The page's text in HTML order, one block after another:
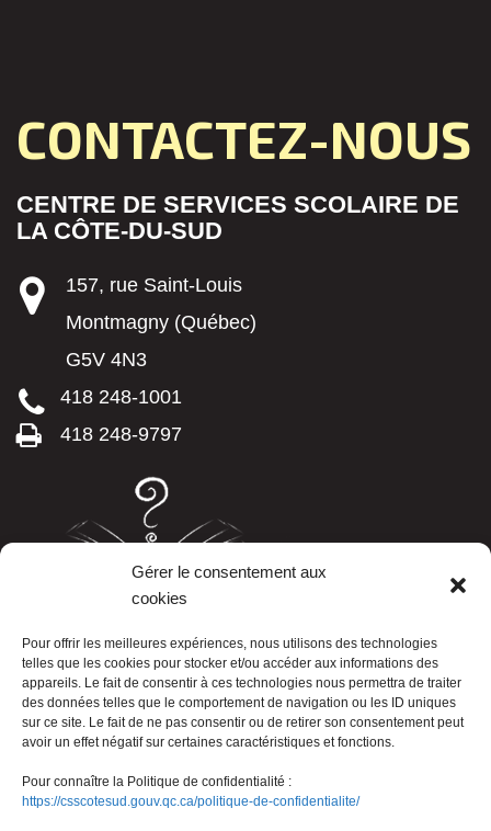
Gérer le consentement aux
cookies
Pour offrir les meilleures expériences, nous utilisons des technologies
telles que les cookies pour stocker et/ou accéder aux informations des
appareils. Le fait de consentir à ces technologies nous permettra de traiter
des données telles que le comportement de navigation ou les ID uniques
sur ce site. Le fait de ne pas consentir ou de retirer son consentement peut
avoir un effet négatif sur certaines caractéristiques et fonctions.
Pour connaître la Politique de confidentialité :
https://csscotesud.gouv.qc.ca/politique-de-confidentialite/
CONTACTEZ-NOUS
CENTRE DE SERVICES SCOLAIRE DE
LA CÔTE-DU-SUD
157, rue Saint-Louis
Montmagny (Québec)
G5V 4N3
418 248-1001
418 248-9797
LISTE TÉLÉPHONIQUE
Nous joindre